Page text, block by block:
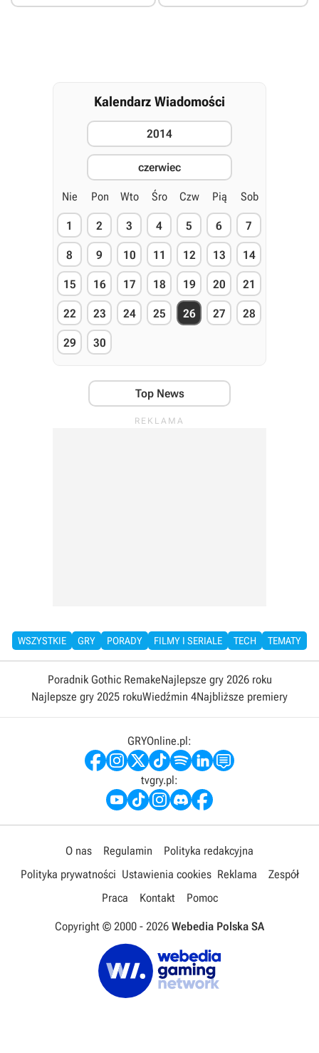
Kalendarz Wiadomości
2014
czerwiec
Nie Pon Wto Śro Czw Pią Sob
1 2 3 4 5 6 7
8 9 10 11 12 13 14
15 16 17 18 19 20 21
22 23 24 25 26 27 28
29 30
Top News
WSZYSTKIE GRY PORADY FILMY I SERIALE TECH TEMATY
Poradnik Gothic RemakeNajlepsze gry 2026 roku
Najlepsze gry 2025 rokuWiedźmin 4Najbliższe premiery
GRYOnline.pl:
tvgry.pl:
O nas Regulamin
Polityka redakcyjna
Polityka prywatności Ustawienia cookies Reklama
Zespół
Praca
Kontakt Pomoc
Copyright © 2000 - 2026 Webedia Polska SA